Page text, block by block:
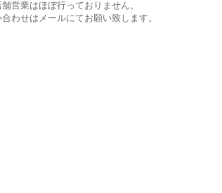
営業はほぼ行っておりません。
わせはメールにてお願い致します。